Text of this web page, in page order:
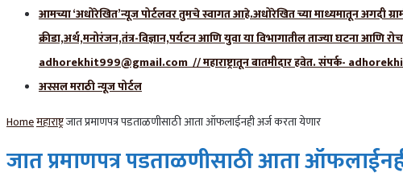
आमच्या ‘अधोरेखित’न्यूज पोर्टलवर तुमचे स्वागत आहे.अधोरेखित च्या माध्यमातून अगदी
क्रीडा,अर्थ,मनोरंजन,तंत्र-विज्ञान,पर्यटन आणि युवा या विभागातील ताज्या घटना आणि
adhorekhit999@gmail.com // महाराष्ट्रातून बातमीदार हवेत. संपर्क-
अस्सल मराठी न्यूज पोर्टल
Homeमहाराष्ट्रजात प्रमाणपत्र पडताळणीसाठी आता ऑफलाईनही अर्ज करता येणार
जात प्रमाणपत्र पडताळणीसाठी आता